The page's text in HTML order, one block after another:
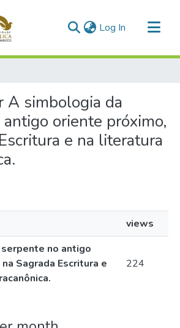
Log In (current)
A simbologia da
oriente próximo,
e na literatura
views
no antigo
Sagrada Escritura e
224